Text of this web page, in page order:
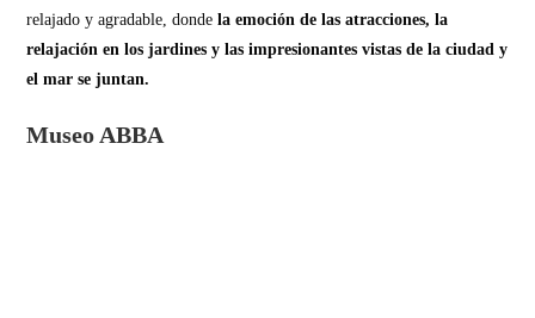
relajado y agradable, dondela emoción de las atracciones, la
relajación en los jardines y las impresionantes vistas de la ciudad y
el mar se juntan.
Museo ABBA